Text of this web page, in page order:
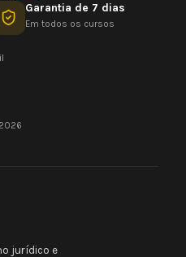
Garantia de 7 dias
Em todos os cursos
jurídico e